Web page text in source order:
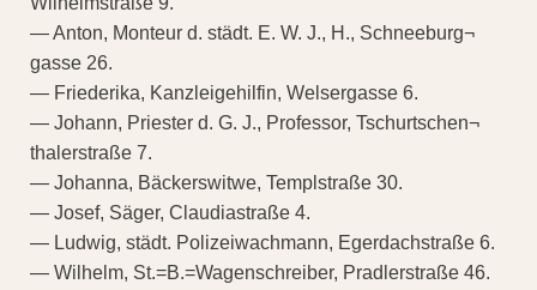
— Anton, Monteur d. städt. E. W. J., H., Schneeburg¬
gasse 26.
— Friederika, Kanzleigehilfin, Welsergasse 6.
— Johann, Priester d. G. J., Professor, Tschurtschen¬
thalerstraße 7.
— Johanna, Bäckerswitwe, Templstraße 30.
— Josef, Säger, Claudiastraße 4.
— Ludwig, städt. Polizeiwachmann, Egerdachstraße 6.
— Wilhelm, St.=B.=Wagenschreiber, Pradlerstraße 46.